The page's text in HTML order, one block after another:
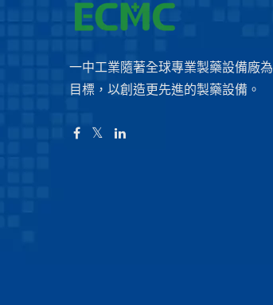
一中工業隨著全球專業製藥設備廠為
目標，以創造更先進的製藥設備。